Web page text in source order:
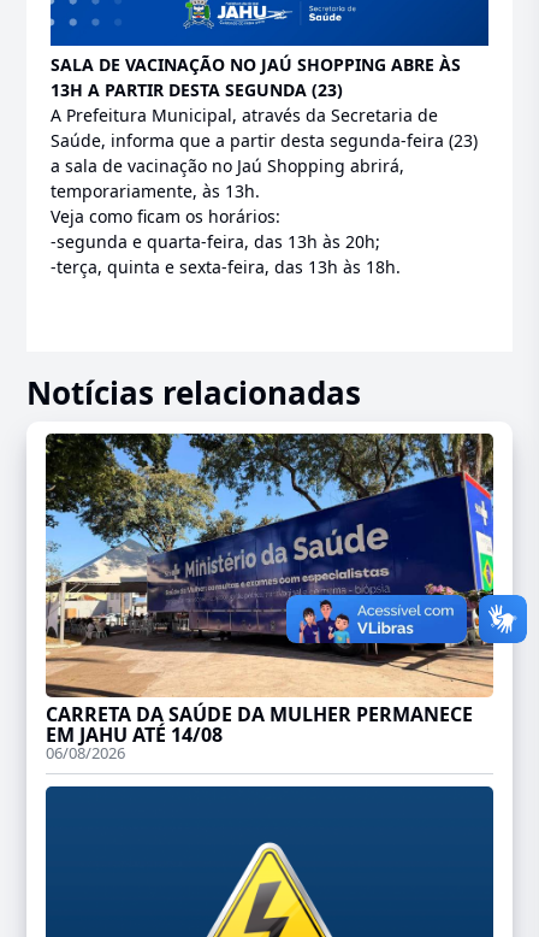
SALA DE VACINAÇÃO NO JAÚ SHOPPING ABRE ÀS
13H A PARTIR DESTA SEGUNDA (23)
A Prefeitura Municipal, através da Secretaria de
Saúde, informa que a partir desta segunda-feira (23)
a sala de vacinação no Jaú Shopping abrirá,
temporariamente, às 13h.
Veja como ficam os horários:
-segunda e quarta-feira, das 13h às 20h;
-terça, quinta e sexta-feira, das 13h às 18h.
Notícias relacionadas
CARRETA DA SAÚDE DA MULHER PERMANECE
EM JAHU ATÉ 14/08
06/08/2026